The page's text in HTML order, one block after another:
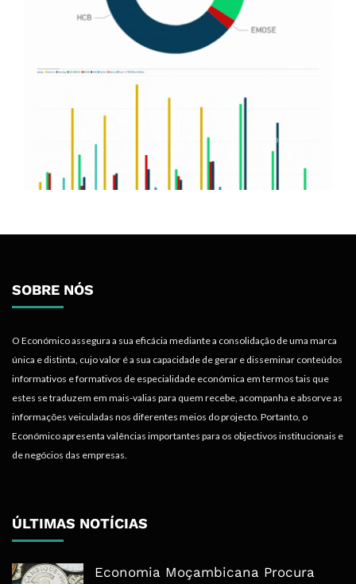
SOBRE NÓS
O Económico assegura a sua eficácia mediante a consolidação de uma marca
única e distinta, cujo valor é a sua capacidade de gerar e disseminar conteúdos
informativos e formativos de especialidade económica em termos tais que
estes se traduzem em mais-valias para quem recebe, acompanha e absorve as
informações veiculadas nos diferentes meios do projecto. Portanto, o
Económico apresenta valências importantes para os objectivos institucionais e
de negócios das empresas.
ÚLTIMAS NOTÍCIAS
Economia Moçambicana Procura